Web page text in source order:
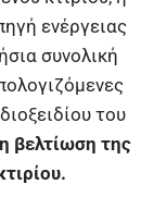
ενέργειας
συνολική
του
βελτίωση της